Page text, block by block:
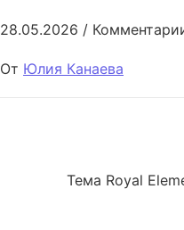
28.05.2026 /
От Юлия Канаева
Тема Royal